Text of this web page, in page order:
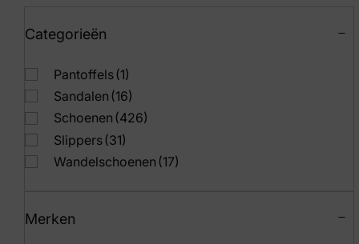
Categorieën
Pantoffels(1)
Sandalen (16)
Schoenen (426)
Slippers(31)
Wandelschoenen (17)
Merken